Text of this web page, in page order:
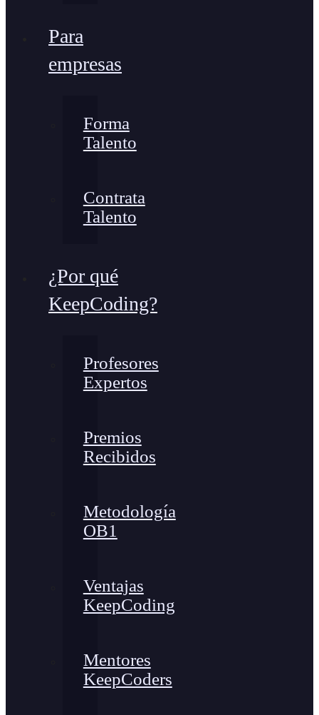
Para
empresas
Forma
Talento
Contrata
Talento
¿Por qué
KeepCoding?
Profesores
Expertos
Premios
Recibidos
Metodología
OB1
Ventajas
KeepCoding
Mentores
KeepCoders